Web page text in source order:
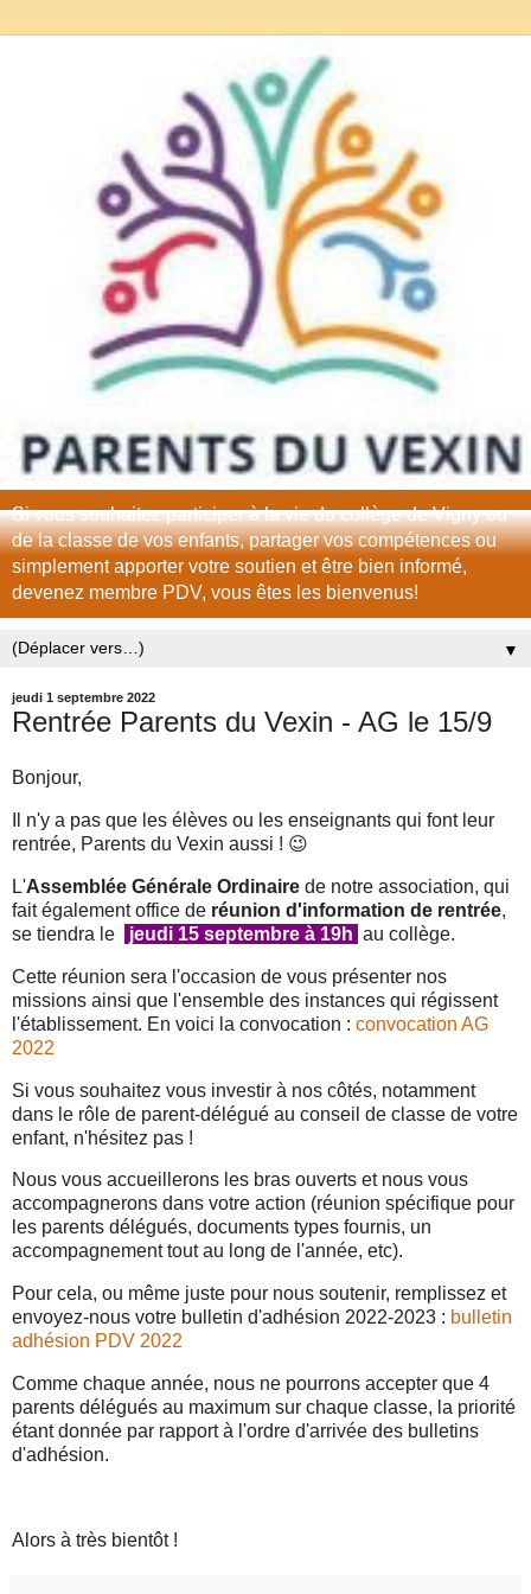
Si vous souhaitez participer à la vie du collège de Vigny ou
de la classe de vos enfants, partager vos compétences ou
simplement apporter votre soutien et être bien informé,
devenez membre PDV, vous êtes les bienvenus!
▼
jeudi 1 septembre 2022
Rentrée Parents du Vexin - AG le 15/9
Bonjour,
Il n'y a pas que les élèves ou les enseignants qui font leur
rentrée, Parents du Vexin aussi ! 😉
L'Assemblée Générale Ordinaire de notre association, qui
fait également office de réunion d'information de rentrée,
se tiendra le
jeudi 15 septembre à 19h au collège.
Cette réunion sera l'occasion de vous présenter nos
missions ainsi que l'ensemble des instances qui régissent
l'établissement. En voici la convocation : convocation AG
2022
Si vous souhaitez vous investir à nos côtés, notamment
dans le rôle de parent-délégué au conseil de classe de votre
enfant, n'hésitez pas !
Nous vous accueillerons les bras ouverts et nous vous
accompagnerons dans votre action (réunion spécifique pour
les parents délégués, documents types fournis, un
accompagnement tout au long de l'année, etc).
Pour cela, ou même juste pour nous soutenir, remplissez et
envoyez-nous votre bulletin d'adhésion 2022-2023 : bulletin
adhésion PDV 2022
Comme chaque année, nous ne pourrons accepter que 4
parents délégués au maximum sur chaque classe, la priorité
étant donnée par rapport à l'ordre d'arrivée des bulletins
d'adhésion.
Alors à très bientôt !